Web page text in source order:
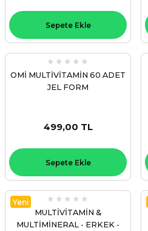
Sepete Ekle
OMİ MULTİVİTAMİN 60 ADET
JEL FORM
499,00 TL
Sepete Ekle
Yeni
MULTİVİTAMİN &
MULTİMİNERAL - ERKEK -